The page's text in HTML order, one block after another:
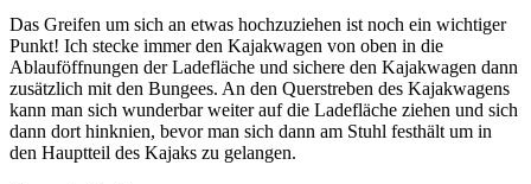
Das Greifen um sich an etwas hochzuziehen ist noch ein wichtiger
Punkt! Ich stecke immer den Kajakwagen von oben in die
Ablauföffnungen der Ladefläche und sichere den Kajakwagen dann
zusätzlich mit den Bungees. An den Querstreben des Kajakwagens
kann man sich wunderbar weiter auf die Ladefläche ziehen und sich
dann dort hinknien, bevor man sich dann am Stuhl festhält um in
den Hauptteil des Kajaks zu gelangen.